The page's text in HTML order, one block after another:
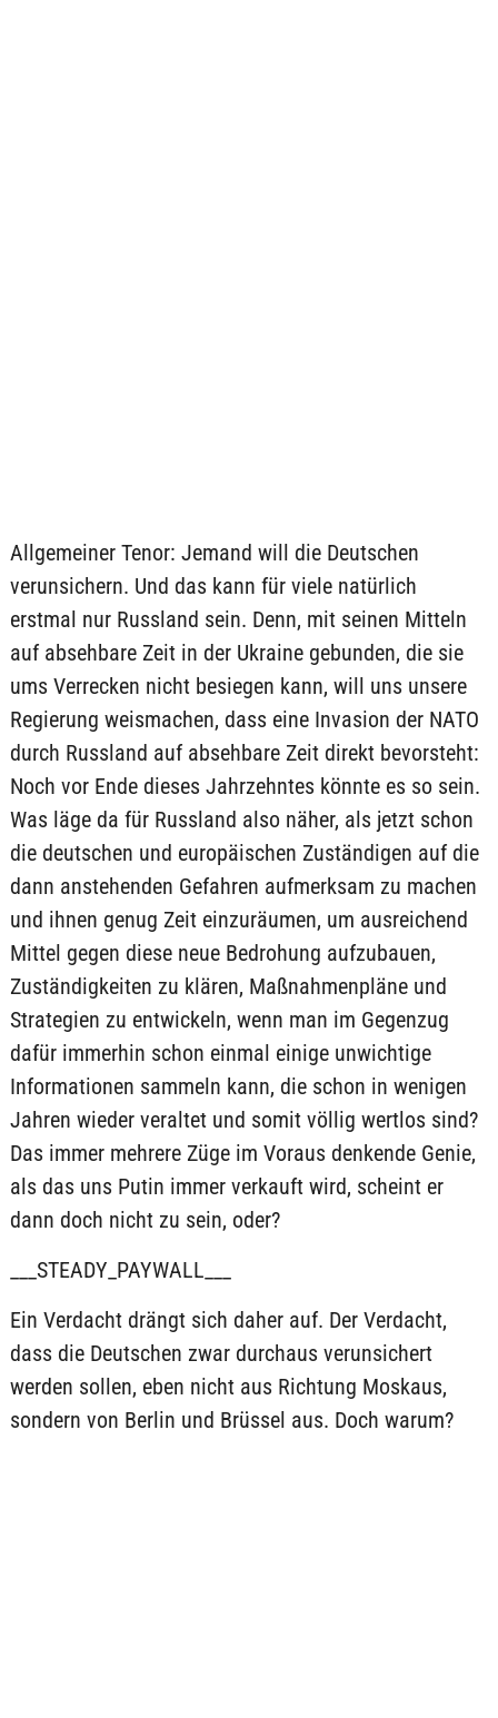
Allgemeiner Tenor: Jemand will die Deutschen
verunsichern. Und das kann für viele natürlich
erstmal nur Russland sein. Denn, mit seinen Mitteln
auf absehbare Zeit in der Ukraine gebunden, die sie
ums Verrecken nicht besiegen kann, will uns unsere
Regierung weismachen, dass eine Invasion der NATO
durch Russland auf absehbare Zeit direkt bevorsteht:
Noch vor Ende dieses Jahrzehntes könnte es so sein.
Was läge da für Russland also näher, als jetzt schon
die deutschen und europäischen Zuständigen auf die
dann anstehenden Gefahren aufmerksam zu machen
und ihnen genug Zeit einzuräumen, um ausreichend
Mittel gegen diese neue Bedrohung aufzubauen,
Zuständigkeiten zu klären, Maßnahmenpläne und
Strategien zu entwickeln, wenn man im Gegenzug
dafür immerhin schon einmal einige unwichtige
Informationen sammeln kann, die schon in wenigen
Jahren wieder veraltet und somit völlig wertlos sind?
Das immer mehrere Züge im Voraus denkende Genie,
als das uns Putin immer verkauft wird, scheint er
dann doch nicht zu sein, oder?
___STEADY_PAYWALL___
Ein Verdacht drängt sich daher auf. Der Verdacht,
dass die Deutschen zwar durchaus verunsichert
werden sollen, eben nicht aus Richtung Moskaus,
sondern von Berlin und Brüssel aus. Doch warum?